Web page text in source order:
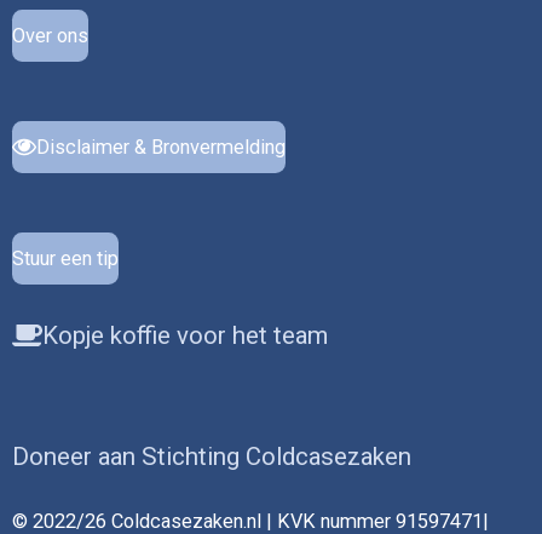
Over ons
Disclaimer & Bronvermelding
Stuur een tip
Kopje koffie voor het team
Doneer aan Stichting Coldcasezaken
© 2022/26 Coldcasezaken.nl | KVK nummer 91597471|